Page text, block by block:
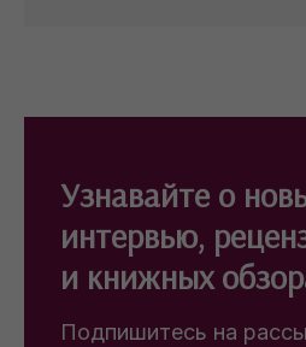
Узнавайте о
интервью,
и книжных
Подпишитесь на